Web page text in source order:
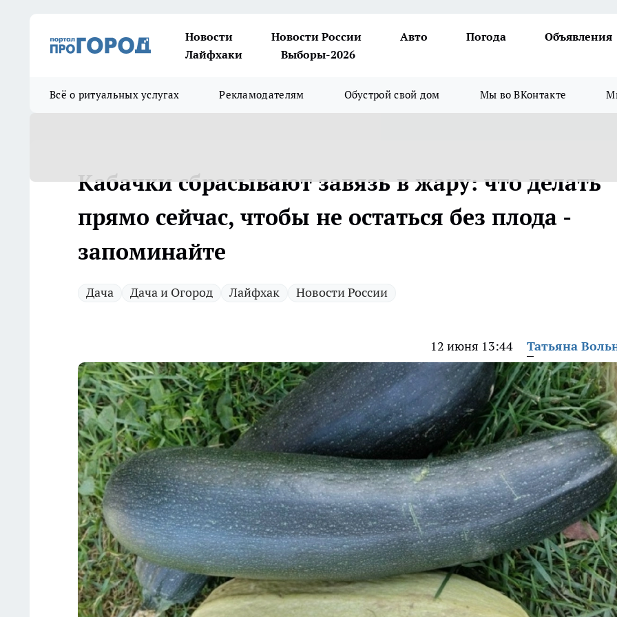
Новости Новости России Авто Погода
Объявления
Лайфхаки
Выборы-2026
Всё о ритуальных услугах Рекламодателям Обустрой свой дом Мы во ВКонтакте
Кабачки сбрасывают завязь в жару: что делать
прямо сейчас, чтобы не остаться без плода -
запоминайте
Дача Дача и Огород Лайфхак Новости России
12 июня 13:44 Татьяна